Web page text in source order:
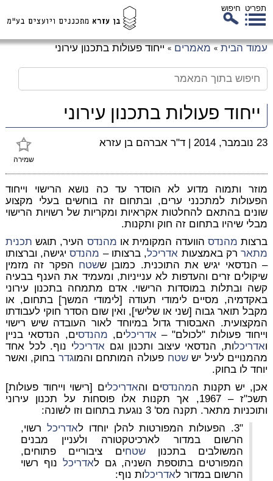
תפריט חיפוש
עמוד הבית » מאמרים » ייחוד פעולות בתכנון עירוני
ייחוד פעולות בתכנון עירוני
שמירה
23 נובמבר, 2014 | ד"ר אברהם בן עזרא
מוזר ותמוה מדוע לא הוסדר עד כה נושא הרישוי וייחוד
הפעולות למתכנני ערים, ובתחום זה בוחשים בעלי מקצוע
שונים בהתאם להחלטות אקראיות ומקריות של רשויות הרישוי
מבלי שיהיו בתחום זה חוק ותקנות.
ברצות מהנדס הוועדה המקומית או מהנדס העיר, תוגש תכנית
מתאררק באמצעות אדריכל, ברצותו – מהנדסיגישה, וברצותו
– הנדסאי יגיש את התוכנית. כמובן ששטח הפקר זה מזמין
שיקולים זרים והעדפות לא ענייניות, ומעמיד את הענף בבעיה
קשה ובתלות במוסדות הרישוי. אדם מתמחה בתכנון עירוני
באקדמיה, מסיים לימודי תעודה [לימודי המשך] בתחום, או
מקבל תואר גבוה [שני או שלישי], ואין שום הסדר חוקי לעבודתו
המקצועית. האבסורד גדול במיוחד לאור העובדה שיש רישוי
וייחוד פעולות "לכולם" – אדריכלים, מהנדסים, הנדסאי בניין
ואדריכלות, הנדסאי עיצוב ותכנון וגם אדריכלי נוף. לכל אחד
מהמנויים לעיל יששטח פעולה המותחם והמוגדר בחוק, ואשר
יוחד לו בחוק.
אכן, יש תקנות המהנדסים והאדריכלים [רישוי וייחוד פעולות]
תשכ"ז – 1967, אך תקנות אלו פוסחות על תכנון עירוני
ותוכניות מתאר. תקנה מס' 3 נוגעת בתחום וזו לשונה:
"3. הפעולות המפורטות להלן יוחדו ל
אדריכל רשוי,
הרשום במדור לארכיטקטורה ולעניין מבנים
המשולבים בתכנוןשטחים ציבוריים פתוחים,
המפורטים בתוספת השניה, גם לאדריכל נוף רשוי
הרשום במדור לאדריכלות נוף: